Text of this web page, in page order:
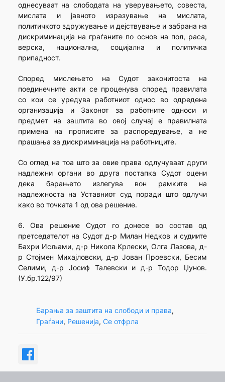
однесуваат на слободата на уверувањето, совеста,
мислата и јавното изразување на мислата,
политичкото здружување и дејствување и забрана на
дискриминација на граѓаните по основ на пол, раса,
верска, национална, социјална и политичка
припадност.
Според мислењето на Судот законитоста на
поединечните акти се проценува според правилата
со кои се уредува работниот однос во одредена
организација и Законот за работните односи и
предмет на заштита во овој случај е правилната
примена на прописите за распоредување, а не
прашања за дискриминација на работниците.
Со оглед на тоа што за овие права одлучуваат други
надлежни органи во друга постапка Судот оцени
дека барањето излегува вон рамките на
надлежноста на Уставниот суд поради што одлучи
како во точката 1 од ова решение.
6. Ова решение Судот го донесе во состав од
претседателот на Судот д-р Милан Недков и судиите
Бахри Исљами, д-р Никола Крлески, Олга Лазова, д-
р Стојмен Михајловски, д-р Јован Проевски, Бесим
Селими, д-р Јосиф Талевски и д-р Тодор Џунов.
(У.бр.122/97)
Барања за заштита на слободи и права
Граѓани, Решенија, Се отфрла